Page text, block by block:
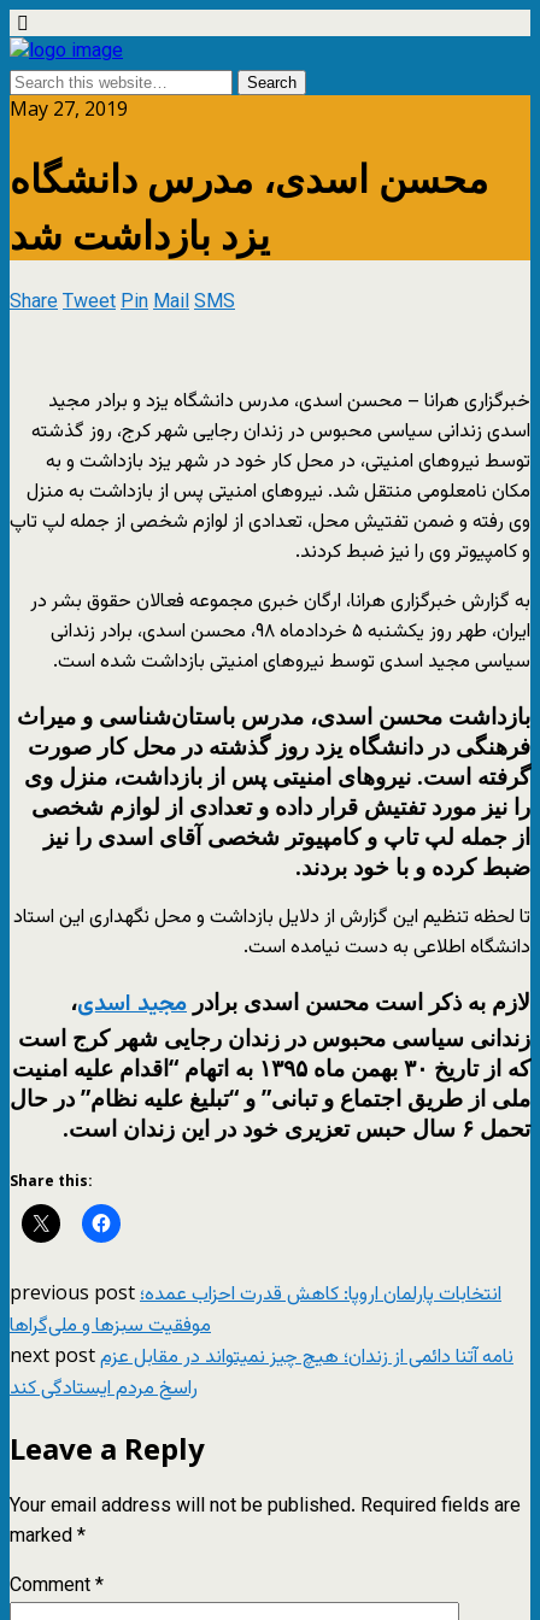
May 27, 2019
محسن اسدی، مدرس دانشگاه
یزد بازداشت شد
ShareTweetPinMailSMS
خبرگزاری هرانا – محسن اسدی، مدرس دانشگاه یزد و برادر مجید
اسدی زندانی سیاسی محبوس در زندان رجایی شهر کرج، روز گذشته
توسط نیروهای امنیتی، در محل کار خود در شهر یزد بازداشت و به
مکان نامعلومی منتقل شد. نیروهای امنیتی پس از بازداشت به منزل
وی رفته و ضمن تفتیش محل، تعدادی از لوازم شخصی از جمله لپ تاپ
و کامپیوتر وی را نیز ضبط کردند.
به گزارش خبرگزاری هرانا، ارگان خبری مجموعه فعالان حقوق بشر در
ایران، طهر روز یکشنبه ۵ خردادماه ۹۸، محسن اسدی، برادر زندانی
سیاسی مجید اسدی توسط نیروهای امنیتی بازداشت شده است.
بازداشت محسن اسدی، مدرس باستان‌شناسی و میراث
فرهنگی در دانشگاه یزد روز گذشته در محل کار صورت
گرفته است. نیروهای امنیتی پس از بازداشت، منزل وی
را نیز مورد تفتیش قرار داده و تعدادی از لوازم شخصی
از جمله لپ تاپ و کامپیوتر شخصی آقای اسدی را نیز
ضبط کرده و با خود بردند.
تا لحظه تنظیم این گزارش از دلایل بازداشت و محل نگهداری این استاد
دانشگاه اطلاعی به دست نیامده است.
لازم به ذکر است محسن اسدی برادر مجید اسدی،
زندانی سیاسی محبوس در زندان رجایی شهر کرج است
که از تاریخ ۳۰ بهمن ماه ۱۳۹۵ به اتهام “اقدام علیه امنیت
ملی از طریق اجتماع و تبانی” و “تبلیغ علیه نظام” در حال
تحمل ۶ سال حبس تعزیری خود در این زندان است.
Share this:
previous postانتخابات پارلمان اروپا: کاهش قدرت احزاب عمده؛
موفقیت سبزها و ملی‌گراها
next postنامه آتنا دائمی از زندان؛ هیچ چیز نمیتواند در مقابل عزم
راسخ مردم ایستادگی کند
Leave a Reply
Your email address will not be published. Required fields are
marked*
Comment*